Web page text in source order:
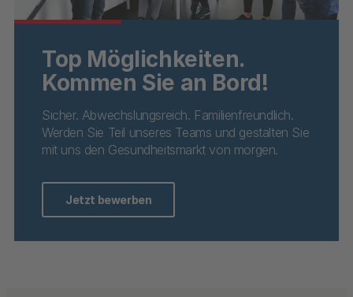
Top Möglichkeiten.
Kommen Sie an Bord!
Sicher. Abwechslungsreich. Familienfreundlich.
Werden Sie Teil unseres Teams und gestalten Sie
mit uns den Gesundheitsmarkt von morgen.
Jetzt bewerben